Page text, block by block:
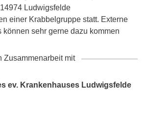
14974 Ludwigsfelde
einer Krabbelgruppe statt. Externe
können sehr gerne dazu kommen
Zusammenarbeit mit
ev. Krankenhauses Ludwigsfelde